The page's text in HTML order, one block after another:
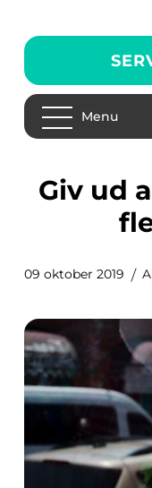
Menu
Giv ud af dit broderi på
09 oktober 2019